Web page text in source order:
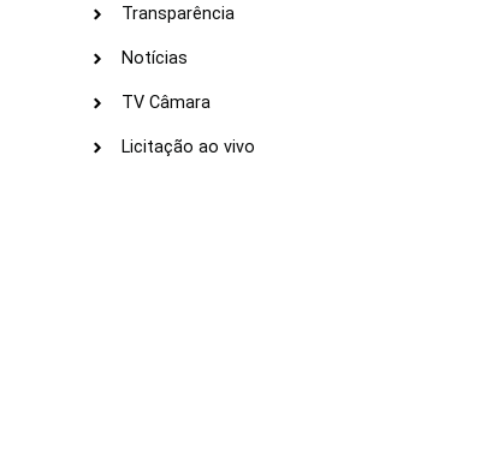
Transparência
Notícias
TV Câmara
Licitação ao vivo